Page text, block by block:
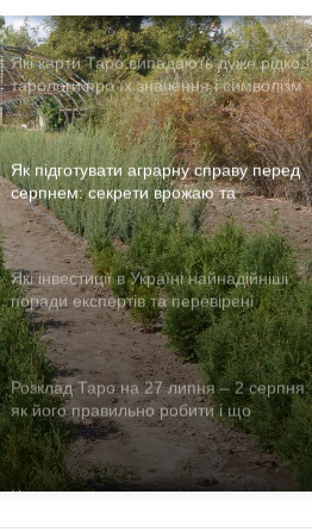
Які карти Таро випадають дуже рідко:
тарологи про їх значення і символізм
Як підготувати аграрну справу перед
серпнем: секрети врожаю та
ефективності
Які інвестиції в Україні найнадійніші:
поради експертів та перевірені
напрямки
Розклад Таро на 27 липня – 2 серпня:
як його правильно робити і що
демонструватимуть карти
Чому деякі алкогольні напої можуть